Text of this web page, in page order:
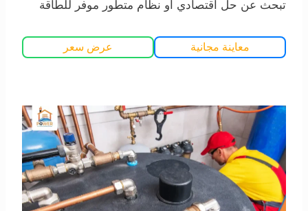
تبحث عن حل اقتصادي أو نظام متطور موفر للطاقة
معاينة مجانية عرض سعر